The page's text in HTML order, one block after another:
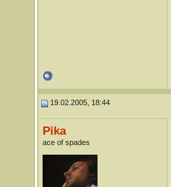
19.02.2005, 18:44
Pika
ace of spades